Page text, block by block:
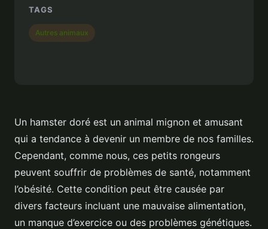
Un hamster doré est un animal mignon et amusant
qui a tendance à devenir un membre de nos familles.
Cependant, comme nous, ces petits rongeurs
peuvent souffrir de problèmes de santé, notamment
l’obésité. Cette condition peut être causée par
divers facteurs incluant une mauvaise alimentation,
un manque d’exercice ou des problèmes génétiques.
TAGS
Autres animaux